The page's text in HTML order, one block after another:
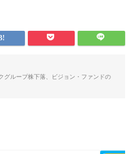
グループ株下落、ビジョン・ファンドの